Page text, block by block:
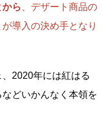
ら
、デザート商品の
導入の決め手となり
2020年には紅はる
どいかんなく本領を